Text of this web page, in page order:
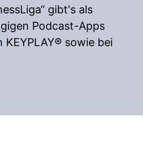
gibt's als
Podcast-Apps
KEYPLAY® sowie bei